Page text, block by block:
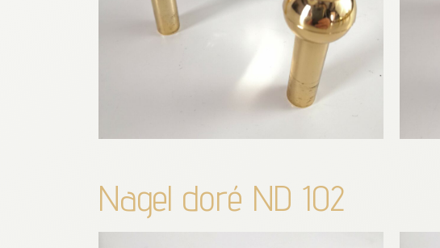
Nagel doré ND 102